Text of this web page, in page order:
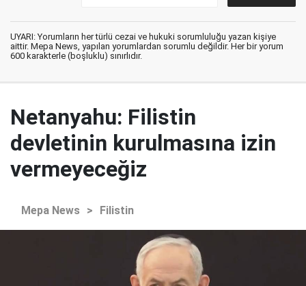
UYARI: Yorumların her türlü cezai ve hukuki sorumluluğu yazan kişiye
aittir. Mepa News, yapılan yorumlardan sorumlu değildir. Her bir yorum
600 karakterle (boşluklu) sınırlıdır.
Netanyahu: Filistin
devletinin kurulmasına izin
vermeyeceğiz
Mepa News > Filistin